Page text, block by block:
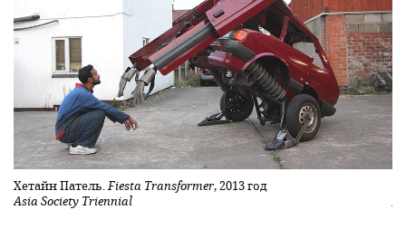
Хетайн Патель. Fiesta Transformer, 2013 год
Asia Society Triennial